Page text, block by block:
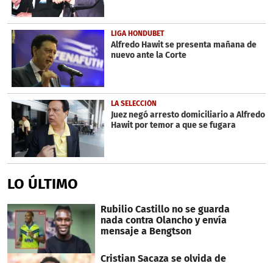
LIGA HONDUBET
Alfredo Hawit se presenta mañana de
nuevo ante la Corte
LA SELECCIÓN
Juez negó arresto domiciliario a Alfredo
Hawit por temor a que se fugara
LO ÚLTIMO
Rubilio Castillo no se guarda
nada contra Olancho y envía
mensaje a Bengtson
Cristian Sacaza se olvida de